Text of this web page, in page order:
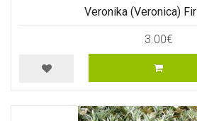
Veronika (Veronica)
3.00€